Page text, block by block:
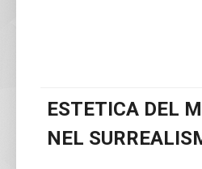
ESTETICA DEL
NEL